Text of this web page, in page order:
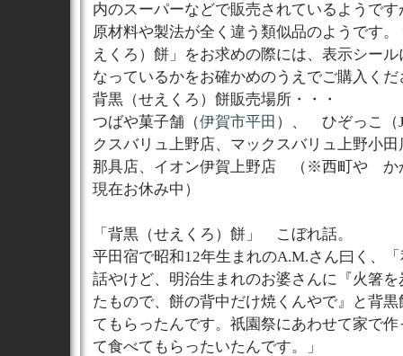
内のスーパーなどで販売されているようで
原材料や製法が全く違う類似品のようです
えくろ）餅」をお求めの際には、表示シー
なっているかをお確かめのうえでご購入くだ
背黒（せえくろ）餅販売場所・・・
つばや菓子舗（伊賀市平田 ）、 ひぞっこ
クスバリュ上野店、マックスバリュ上野小
那具店、イオン伊賀上野店 （※西町や か
現在お休み中）
「背黒（せえくろ）餅」 こぼれ話。
平田宿で昭和12年生まれのA.M.さん曰く、
話やけど、明治生まれのお婆さんに『火箸
たもので、餅の背中だけ焼くんやで』と背
てもらったんです。祇園祭にあわせて家で
て食べてもらったいたんです。」